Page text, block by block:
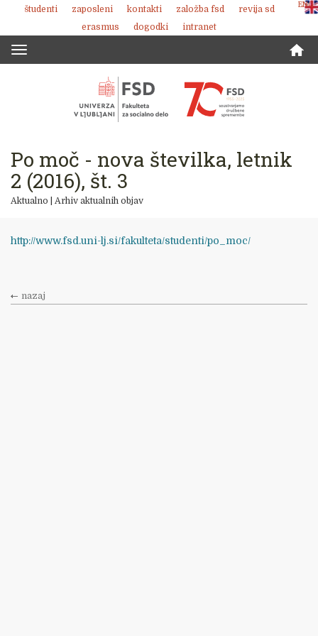
Skoči
vsebino
ENG
študenti zaposleni kontakti založba fsd
revija sd
erasmus
dogodki intranet
Po moč - nova številka, letnik
2 (2016), št. 3
Aktualno Arhiv aktualnih objav
http://www.fsd.uni-lj.si/fakulteta/studenti/po_moc/
nazaj